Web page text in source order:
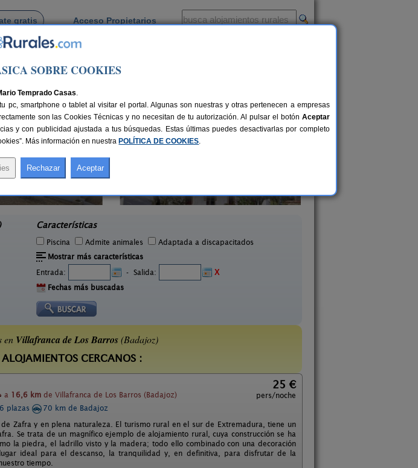
gratis Acceso Propietarios
Características
Piscina Admite animales
Adaptada a discapacitados
Mostrar más características
Entrada:
- Salida:
X
Fechas más buscadas
en Villafranca de Los Barros(Badajoz)
CERCANOS :
a 16,6 km de Villafranca de Los Barros (Badajoz)
25 €
pers/noche
plazas
70 km de Badajoz
Zafra y en plena naturaleza. El turismo rural en el sur de Extremadura, tiene un
Se trata de un magnífico ejemplo de alojamiento rural, cuya construcción se ha
la piedra, el ladrillo visto y la madera; todo ello combinado con una decoración
ideal para el descanso, la tranquilidad y, en definitiva, para disfrutar de la
tiempo.
SOBRE COOKIES
Temprado Casas.
smartphone o tablet al visitar el portal. Algunas son nuestras y otras pertenecen a empresas
son las Cookies Técnicas y no necesitan de tu autorización. Al pulsar el botón Aceptar
y con publicidad ajustada a tus búsquedas. Estas últimas puedes desactivarlas por completo
Más información en nuestra POLÍTICA DE COOKIES.